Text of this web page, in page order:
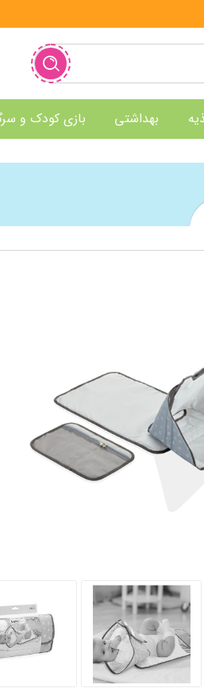
بهداشتی بازی کودک و